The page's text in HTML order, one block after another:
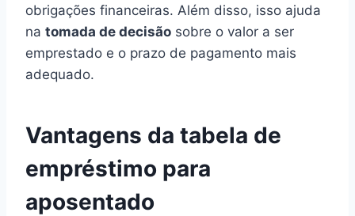
obrigações financeiras. Além disso, isso ajuda
na tomada de decisão sobre o valor a ser
emprestado e o prazo de pagamento mais
adequado.
Vantagens da tabela de
empréstimo para
aposentado